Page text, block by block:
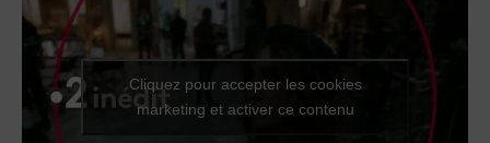
Cliquez pour accepter les cookies
marketing et activer ce contenu